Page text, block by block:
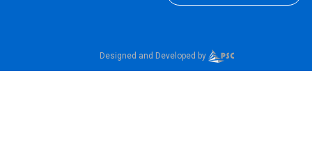
Designed and Developed by